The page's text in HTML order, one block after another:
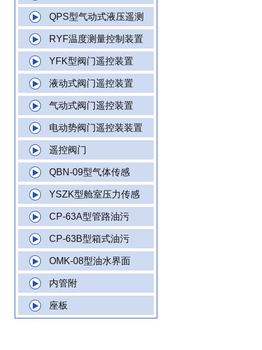
QPS型气动式液压遥测
RYF温度测量控制装置
YFK型阀门遥控装置
液动式阀门遥控装置
气动式阀门遥控装置
电动势阀门遥控装装置
遥控阀门
QBN-09型气体传感
YSZK型舱室压力传感
CP-63A型管路油污
CP-63B型箱式油污
OMK-08型油水界面
内管附
座板